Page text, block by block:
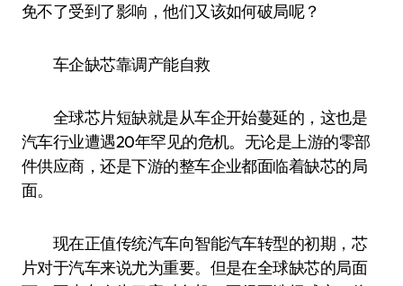
免不了受到了影响，他们又该如何破局呢？
车企缺芯靠调产能自救
全球芯片短缺就是从车企开始蔓延的，这也是
汽车行业遭遇20年罕见的危机。无论是上游的零部
件供应商，还是下游的整车企业都面临着缺芯的局
面。
现在正值传统汽车向智能汽车转型的初期，芯
片对于汽车来说尤为重要。但是在全球缺芯的局面